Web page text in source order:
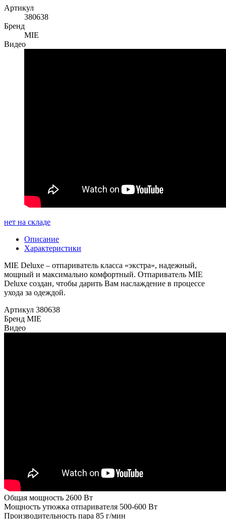
Артикул
380638
Бренд
MIE
Видео
нет на складе
Описание
Характеристики
MIE Deluxe – отпариватель класса «экстра», надежный,
мощный и максимально комфортный. Отпариватель MIE
Deluxe создан, чтобы дарить Вам наслаждение в процессе
ухода за одеждой.
Артикул 380638
Бренд MIE
Видео
Общая мощность 2600 Вт
Мощность утюжка отпаривателя 500-600 Вт
Производительность пара 85 г/мин